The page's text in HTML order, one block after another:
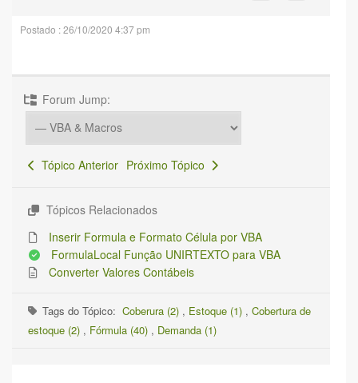
Postado : 26/10/2020 4:37 pm
Forum Jump:
Tópico Anterior Próximo Tópico
Tópicos Relacionados
Inserir Formula e Formato Célula por VBA
FormulaLocal Função UNIRTEXTO para VBA
Converter Valores Contábeis
Tags do Tópico: Coberura (2) , Estoque (1) , Cobertura de
estoque (2) , Fórmula (40) , Demanda (1)